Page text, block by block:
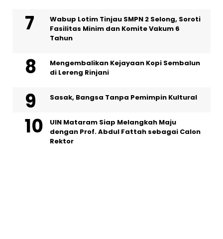
Wabup Lotim Tinjau SMPN 2 Selong, Soroti
Fasilitas Minim dan Komite Vakum 6
Tahun
Mengembalikan Kejayaan Kopi Sembalun
di Lereng Rinjani
Sasak, Bangsa Tanpa Pemimpin Kultural
UIN Mataram Siap Melangkah Maju
dengan Prof. Abdul Fattah sebagai Calon
Rektor